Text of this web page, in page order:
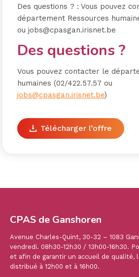
Des questions ? : Vous pouvez
département Ressources
ou jobs@cpasgan.irisnet.be
Des questions ?
Vous pouvez contacter le
humaines (02/422.57.57 ou
jobs@cpasgan.irisnet.be)
Télécharger l’offre
CPAS de Ganshoren
Avenue Charles-Quint, 30-32 – 1083
vendredi. 08h30-12h30 / 13h00-16h30.
et afin de garantir un accueil de
distribué à 12h00 et à 16h00.